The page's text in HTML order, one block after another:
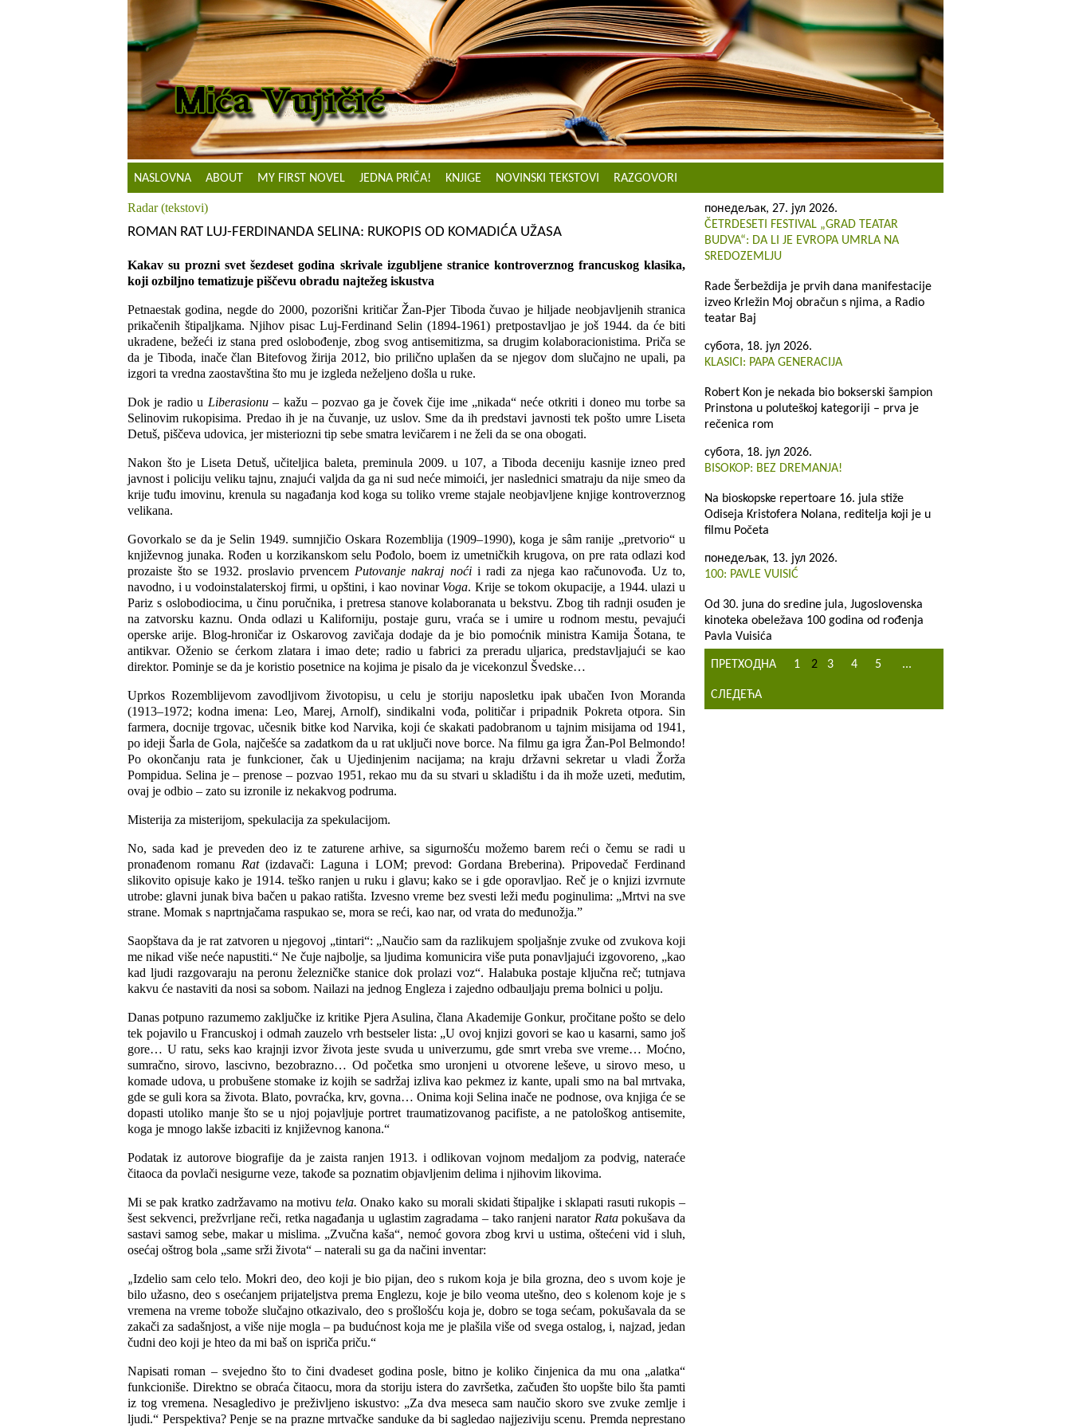
NASLOVNA ABOUT MY FIRST NOVEL JEDNA PRIČA! KNJIGE NOVINSKI TEKSTOVI RAZGOVORI
Radar (tekstovi)
ROMAN RAT LUJ-FERDINANDA SELINA: RUKOPIS OD KOMADIĆA UŽASA
Kakav su prozni svet šezdeset godina skrivale izgubljene stranice kontroverznog francuskog klasika,
koji ozbiljno tematizuje piščevu obradu najtežeg iskustva
Petnaestak godina, negde do 2000, pozorišni kritičar Žan-Pjer Tiboda čuvao je hiljade neobjavljenih stranica
prikačenih štipaljkama. Njihov pisac Luj-Ferdinand Selin (1894-1961) pretpostavljao je još 1944. da će biti
ukradene, bežeći iz stana pred oslobođenje, zbog svog antisemitizma, sa drugim kolaboracionistima. Priča se
da je Tiboda, inače član Bitefovog žirija 2012, bio prilično uplašen da se njegov dom slučajno ne upali, pa
izgori ta vredna zaostavština što mu je izgleda neželjeno došla u ruke.
Dok je radio u Liberasionu– kažu – pozvao ga je čovek čije ime „nikada“ neće otkriti i doneo mu torbe sa
Selinovim rukopisima. Predao ih je na čuvanje, uz uslov. Sme da ih predstavi javnosti tek pošto umre Liseta
Detuš, piščeva udovica, jer misteriozni tip sebe smatra levičarem i ne želi da se ona obogati.
Nakon što je Liseta Detuš, učiteljica baleta, preminula 2009. u 107, a Tiboda deceniju kasnije izneo pred
javnost i policiju veliku tajnu, znajući valjda da ga ni sud neće mimoići, jer naslednici smatraju da nije smeo da
krije tuđu imovinu, krenula su nagađanja kod koga su toliko vreme stajale neobjavljene knjige kontroverznog
velikana.
Govorkalo se da je Selin 1949. sumnjičio Oskara Rozemblija (1909–1990), koga je sâm ranije „pretvorio“ u
književnog junaka. Rođen u korzikanskom selu Pođolo, boem iz umetničkih krugova, on pre rata odlazi kod
prozaiste što se 1932. proslavio prvencem Putovanje nakraj noćii radi za njega kao računovođa. Uz to,
navodno, i u vodoinstalaterskoj firmi, u opštini, i kao novinar Voga. Krije se tokom okupacije, a 1944. ulazi u
Pariz s oslobodiocima, u činu poručnika, i pretresa stanove kolaboranata u bekstvu. Zbog tih radnji osuđen je
na zatvorsku kaznu. Onda odlazi u Kaliforniju, postaje guru, vraća se i umire u rodnom mestu, pevajući
operske arije. Blog-hroničar iz Oskarovog zavičaja dodaje da je bio pomoćnik ministra Kamija Šotana, te
antikvar. Oženio se ćerkom zlatara i imao dete; radio u fabrici za preradu uljarica, predstavljajući se kao
direktor. Pominje se da je koristio posetnice na kojima je pisalo da je vicekonzul Švedske…
Uprkos Rozemblijevom zavodljivom životopisu, u celu je storiju naposletku ipak ubačen Ivon Moranda
(1913–1972; kodna imena: Leo, Marej, Arnolf), sindikalni vođa, političar i pripadnik Pokreta otpora. Sin
farmera, docnije trgovac, učesnik bitke kod Narvika, koji će skakati padobranom u tajnim misijama od 1941,
po ideji Šarla de Gola, najčešće sa zadatkom da u rat uključi nove borce. Na filmu ga igra Žan-Pol Belmondo!
Po okončanju rata je funkcioner, čak u Ujedinjenim nacijama; na kraju državni sekretar u vladi Žorža
Pompidua. Selina je – prenose – pozvao 1951, rekao mu da su stvari u skladištu i da ih može uzeti, međutim,
ovaj je odbio – zato su izronile iz nekakvog podruma.
Misterija za misterijom, spekulacija za spekulacijom.
No, sada kad je preveden deo iz te zaturene arhive, sa sigurnošću možemo barem reći o čemu se radi u
pronađenom romanu Rat(izdavači: Laguna i LOM; prevod: Gordana Breberina). Pripovedač Ferdinand
slikovito opisuje kako je 1914. teško ranjen u ruku i glavu; kako se i gde oporavljao. Reč je o knjizi izvrnute
utrobe: glavni junak biva bačen u pakao ratišta. Izvesno vreme bez svesti leži među poginulima: „Mrtvi na sve
strane. Momak s naprtnjačama raspukao se, mora se reći, kao nar, od vrata do međunožja.”
Saopštava da je rat zatvoren u njegovoj „tintari“: „Naučio sam da razlikujem spoljašnje zvuke od zvukova koji
me nikad više neće napustiti.“ Ne čuje najbolje, sa ljudima komunicira više puta ponavljajući izgovoreno, „kao
kad ljudi razgovaraju na peronu železničke stanice dok prolazi voz“. Halabuka postaje ključna reč; tutnjava
kakvu će nastaviti da nosi sa sobom. Nailazi na jednog Engleza i zajedno odbauljaju prema bolnici u polju.
Danas potpuno razumemo zaključke iz kritike Pjera Asulina, člana Akademije Gonkur, pročitane pošto se delo
tek pojavilo u Francuskoj i odmah zauzelo vrh bestseler lista: „U ovoj knjizi govori se kao u kasarni, samo još
gore… U ratu, seks kao krajnji izvor života jeste svuda u univerzumu, gde smrt vreba sve vreme… Moćno,
sumračno, sirovo, lascivno, bezobrazno… Od početka smo uronjeni u otvorene leševe, u sirovo meso, u
komade udova, u probušene stomake iz kojih se sadržaj izliva kao pekmez iz kante, upali smo na bal mrtvaka,
gde se guli kora sa života. Blato, povraćka, krv, govna… Onima koji Selina inače ne podnose, ova knjiga će se
dopasti utoliko manje što se u njoj pojavljuje portret traumatizovanog pacifiste, a ne patološkog antisemite,
koga je mnogo lakše izbaciti iz književnog kanona.“
Podatak iz autorove biografije da je zaista ranjen 1913. i odlikovan vojnom medaljom za podvig, nateraće
čitaoca da povlači nesigurne veze, takođe sa poznatim objavljenim delima i njihovim likovima.
Mi se pak kratko zadržavamo na motivu tela.Onako kako su morali skidati štipaljke i sklapati rasuti rukopis –
šest sekvenci, prežvrljane reči, retka nagađanja u uglastim zagradama – tako ranjeni narator Ratapokušava da
sastavi samog sebe, makar u mislima. „Zvučna kaša“, nemoć govora zbog krvi u ustima, oštećeni vid i sluh,
osećaj oštrog bola „same srži života“ – naterali su ga da načini inventar:
„Izdelio sam celo telo. Mokri deo, deo koji je bio pijan, deo s rukom koja je bila grozna, deo s uvom koje je
bilo užasno, deo s osećanjem prijateljstva prema Englezu, koje je bilo veoma utešno, deo s kolenom koje je s
vremena na vreme tobože slučajno otkazivalo, deo s prošlošću koja je, dobro se toga sećam, pokušavala da se
zakači za sadašnjost, a više nije mogla – pa budućnost koja me je plašila više od svega ostalog, i, najzad, jedan
čudni deo koji je hteo da mi baš on ispriča priču.“
Napisati roman – svejedno što to čini dvadeset godina posle, bitno je koliko činjenica da mu ona „alatka“
funkcioniše. Direktno se obraća čitaocu, mora da storiju istera do završetka, začuđen što uopšte bilo šta pamti
iz tog vremena. Nesagledivo je preživljeno iskustvo: „Za dva meseca sam naučio skoro sve zvuke zemlje i
ljudi.“ Perspektiva? Penje se na prazne mrtvačke sanduke da bi sagledao najjeziviju scenu. Premda neprestano
понедељак, 27. јул 2026.
ČETRDESETI FESTIVAL „GRAD TEATAR
BUDVA“: DA LI JE EVROPA UMRLA NA
SREDOZEMLJU
Rade Šerbeždija je prvih dana manifestacije
izveo Krležin Moj obračun s njima, a Radio
teatar Baj
субота, 18. јул 2026.
KLASICI: PAPA GENERACIJA
Robert Kon je nekada bio bokserski šampion
Prinstona u poluteškoj kategoriji – prva je
rečenica rom
субота, 18. јул 2026.
BISOKOP: BEZ DREMANJA!
Na bioskopske repertoare 16. jula stiže
Odiseja Kristofera Nolana, reditelja koji je u
filmu Početa
понедељак, 13. јул 2026.
100: PAVLE VUISIĆ
Od 30. juna do sredine jula, Jugoslovenska
kinoteka obeležava 100 godina od rođenja
Pavla Vuisića
ПРЕТХОДНА 1 2 3 4 5 ...
СЛЕДЕЋА